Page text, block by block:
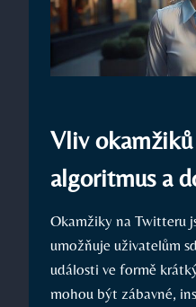
Vliv
algoritmus a
Okamžiky na Twitteru
umožňuje uživatelům
události ve formě
mohou být zábavné,